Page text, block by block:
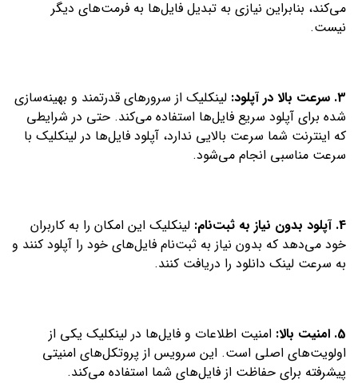
می‌کند، بنابراین نیازی به تبدیل فایل‌ها به فرمت‌های دیگر
نیست.
3. سرعت بالا در آپلود:
لینکلیک از سرورهای قدرتمند و بهینه‌سازی
شده برای آپلود سریع فایل‌ها استفاده می‌کند. حتی در شرایطی
که اینترنت شما سرعت بالایی ندارد، آپلود فایل‌ها در لینکلیک با
سرعت مناسبی انجام می‌شود.
4. آپلود بدون نیاز به ثبت‌نام:
لینکلیک این امکان را به کاربران
خود می‌دهد که بدون نیاز به ثبت‌نام فایل‌های خود را آپلود کنند و
به سرعت لینک دانلود را دریافت کنند.
5. امنیت بالا:
امنیت اطلاعات و فایل‌ها در لینکلیک یکی از
اولویت‌های اصلی است. این سرویس از پروتکل‌های امنیتی
پیشرفته برای حفاظت از فایل‌های شما استفاده می‌کند.